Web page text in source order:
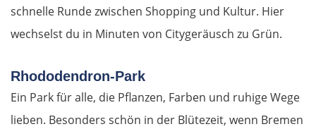
schnelle Runde zwischen Shopping und Kultur. Hier
wechselst du in Minuten von Citygeräusch zu Grün.
Rhododendron-Park
Ein Park für alle, die Pflanzen, Farben und ruhige Wege
lieben. Besonders schön in der Blütezeit, wenn Bremen
Edessa
Polykastro